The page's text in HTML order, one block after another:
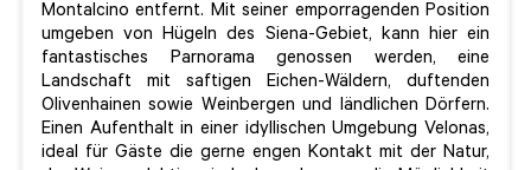
Montalcino entfernt. Mit seiner emporragenden Position
umgeben von Hügeln des Siena-Gebiet, kann hier ein
fantastisches Parnorama genossen werden, eine
Landschaft mit saftigen Eichen-Wäldern, duftenden
Olivenhainen sowie Weinbergen und ländlichen Dörfern.
Einen Aufenthalt in einer idyllischen Umgebung Velonas,
ideal für Gäste die gerne engen Kontakt mit der Natur,